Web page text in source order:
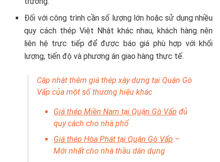
Đối với công trình cần số lượng lớn hoặc sử dụng nhiều
quy cách thép Việt Nhật khác nhau, khách hàng nên
liên hệ trực tiếp để được báo giá phù hợp với khối
lượng, tiến độ và phương án giao hàng thực tế.
Cập nhật thêm giá thép xây dựng tại Quận Gò
Vấp của một số thương hiệu khác
Giá thép Miền Nam tại Quận Gò Vấp đủ
quy cách cho nhà phố
Giá thép Hòa Phát tại Quận Gò Vấp –
Mới nhất cho nhà thầu dân dụng